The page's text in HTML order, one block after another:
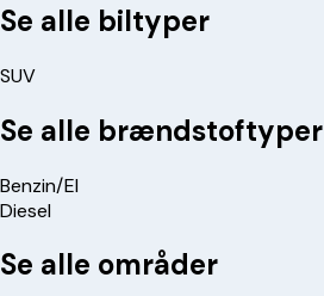
Se alle biltyper
SUV
Se alle brændstoftyper
Benzin/El
Diesel
Se alle områder